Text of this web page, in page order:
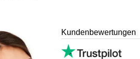
Kundenbewertungen